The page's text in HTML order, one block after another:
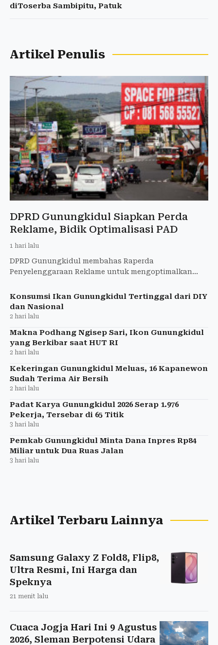
diToserba Sambipitu, Patuk
Artikel Penulis
DPRD Gunungkidul Siapkan Perda
Reklame, Bidik Optimalisasi PAD
1 hari lalu
DPRD Gunungkidul membahas Raperda
Penyelenggaraan Reklame untuk mengoptimalkan
hukum.
Konsumsi Ikan Gunungkidul Tertinggal dari DIY
dan Nasional
2 hari lalu
Makna Podhang Ngisep Sari, Ikon Gunungkidul
yang Berkibar saat HUT RI
2 hari lalu
Kekeringan Gunungkidul Meluas, 16 Kapanewon
Sudah Terima Air Bersih
2 hari lalu
Padat Karya Gunungkidul 2026 Serap 1.976
Pekerja, Tersebar di 65 Titik
3 hari lalu
Pemkab Gunungkidul Minta Dana Inpres Rp84
Miliar untuk Dua Ruas Jalan
3 hari lalu
Artikel Terbaru Lainnya
Samsung Galaxy Z Fold8, Flip8,
Ultra Resmi, Ini Harga dan
Speknya
21 menit lalu
Cuaca Jogja Hari Ini 9 Agustus
2026, Sleman Berpotensi Udara